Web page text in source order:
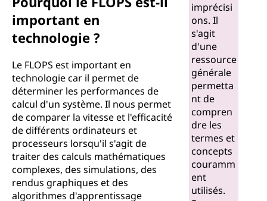
important en
technologie ?
Le FLOPS est important en
technologie car il permet de
déterminer les performances de
calcul d'un système. Il nous permet
de comparer la vitesse et l'efficacité
de différents ordinateurs et
processeurs lorsqu'il s'agit de
traiter des calculs mathématiques
complexes, des simulations, des
rendus graphiques et des
algorithmes d'apprentissage
imprécisi
ons. Il
s'agit
d'une
ressource
générale
permetta
nt de
compren
dre les
termes et
concepts
couramm
ent
utilisés.